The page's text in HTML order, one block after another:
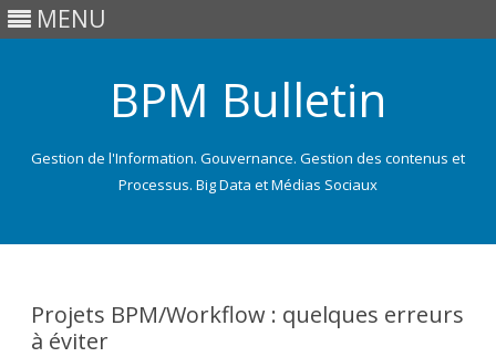
MENU
BPM Bulletin
Gestion de l'Information. Gouvernance. Gestion des contenus et
Processus. Big Data et Médias Sociaux
Projets BPM/Workflow : quelques erreurs
à éviter